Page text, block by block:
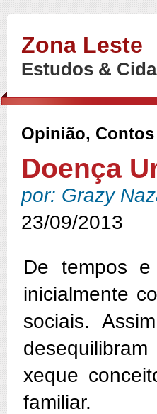
Zona Leste
Estudos &
Opinião,
Doença
por: Grazy
23/09/2013
De tempos
inicialmente
sociais.
xeque
familiar.